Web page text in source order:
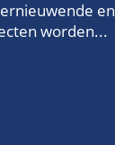
en
worden...